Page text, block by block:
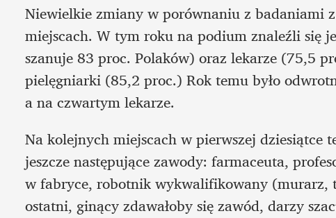
Niewielkie zmiany w porównaniu z badaniami
miejscach. W tym roku na podium znaleźli się
szanuje 83 proc. Polaków) oraz lekarze (75,5
pielęgniarki (85,2 proc.) Rok temu było
a na czwartym lekarze.
Na kolejnych miejscach w pierwszej dziesiątce
jeszcze następujące zawody: farmaceuta,
w fabryce, robotnik wykwalifikowany (murarz,
ostatni, ginący zdawałoby się zawód, darzy